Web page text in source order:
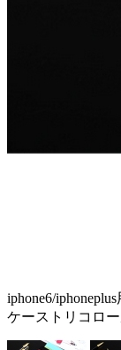
iphone6/
ケーストリコロ